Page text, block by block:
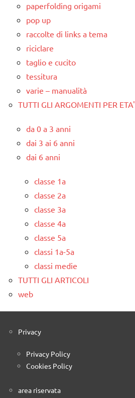
paperfolding origami
pop up
raccolte di links a tema
riciclare
taglio e cucito
tessitura
varie – manualità
TUTTI GLI ARGOMENTI PER ETA'
da 0 a 3 anni
dai 3 ai 6 anni
dai 6 anni
classe 1a
classe 2a
classe 3a
classe 4a
classe 5a
classi 1a-5a
classi medie
TUTTI GLI ARTICOLI
web
Privacy
Privacy Policy
Cookies Policy
area riservata